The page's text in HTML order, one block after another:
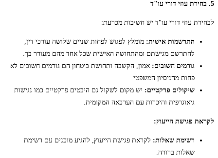
5. בחירת עוזי דורי עו"ד
לבחירת עוזי דורי עו"ד יש חשיבות מכרעת:
התרשמות אישית: מומלץ לפגוש לפחות שניים שלושה עורכי דין,
להתרשם מגישתם ומהתחושה האישית שכל אחד מהם מעורר בך.
גורמים חשובים: אמון, הקשבה ותחושת ביטחון הם גורמים חשובים לא
פחות מהניסיון המשפטי.
שיקולים פרקטיים: יש מקום לשקול גם היבטים פרקטיים כמו נגישות
גיאוגרפית והיכרות עם הערכאה המקומית.
לקראת פגישת הייעוץ:
רשימת שאלות: לקראת פגישת הייעוץ, להגיע מוכנים עם רשימת
שאלות ברורה.